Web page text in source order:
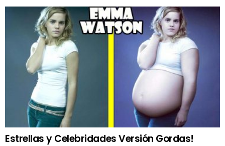
Estrellas y Celebridades Versión Gordas!